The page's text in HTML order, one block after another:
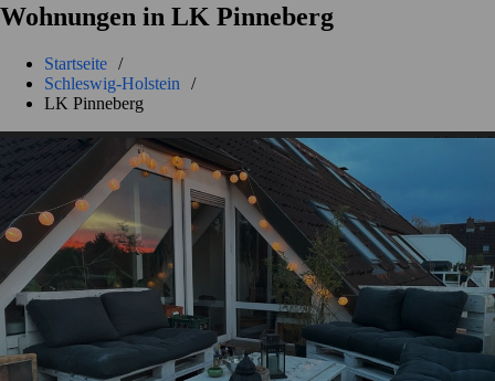
Wohnungen in LK Pinneberg
Startseite /
Schleswig-Holstein
/
LK Pinneberg